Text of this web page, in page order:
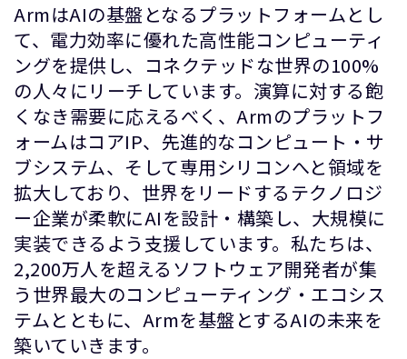
ArmはAIの基盤となるプラットフォームとし
て、電力効率に優れた高性能コンピューティ
ングを提供し、コネクテッドな世界の100%
の人々にリーチしています。演算に対する飽
くなき需要に応えるべく、Armのプラットフ
ォームはコアIP、先進的なコンピュート・サ
ブシステム、そして専用シリコンへと領域を
拡大しており、世界をリードするテクノロジ
ー企業が柔軟にAIを設計・構築し、大規模に
実装できるよう支援しています。私たちは、
2,200万人を超えるソフトウェア開発者が集
う世界最大のコンピューティング・エコシス
テムとともに、Armを基盤とするAIの未来を
築いていきます。